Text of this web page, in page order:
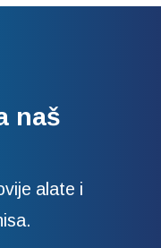
naš
alate i